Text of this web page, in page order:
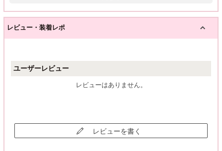
レビュー・装着レポ
ユーザーレビュー
レビューはありません。
レビューを書く